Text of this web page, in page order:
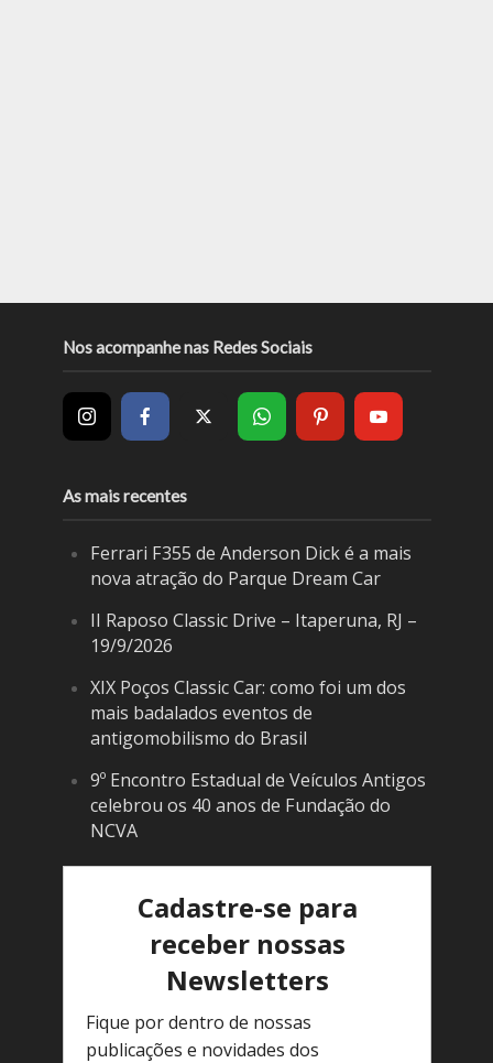
Nos acompanhe nas Redes Sociais
As mais recentes
Ferrari F355 de Anderson Dick é a mais
nova atração do Parque Dream Car
II Raposo Classic Drive – Itaperuna, RJ –
19/9/2026
XIX Poços Classic Car: como foi um dos
mais badalados eventos de
antigomobilismo do Brasil
9º Encontro Estadual de Veículos Antigos
celebrou os 40 anos de Fundação do
NCVA